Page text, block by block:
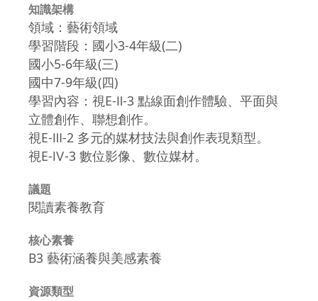
知識架構
領域：藝術領域
學習階段：國小3-4年級(二)
國小5-6年級(三)
國中7-9年級(四)
學習內容：視E-Ⅱ-3 點線面創作體驗、平面與
立體創作、聯想創作。
視E-Ⅲ-2 多元的媒材技法與創作表現類型。
視E-Ⅳ-3 數位影像、數位媒材。
議題
閱讀素養教育
核心素養
B3 藝術涵養與美感素養
資源類型